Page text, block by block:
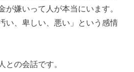
が嫌いって人が本当にいます。
い、卑しい、悪い」という感情
との会話です。